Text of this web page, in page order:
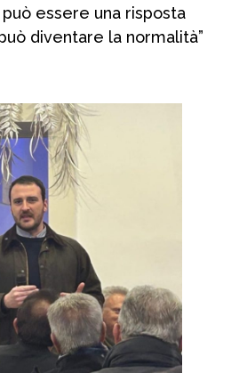
essere una risposta
diventare la normalità”